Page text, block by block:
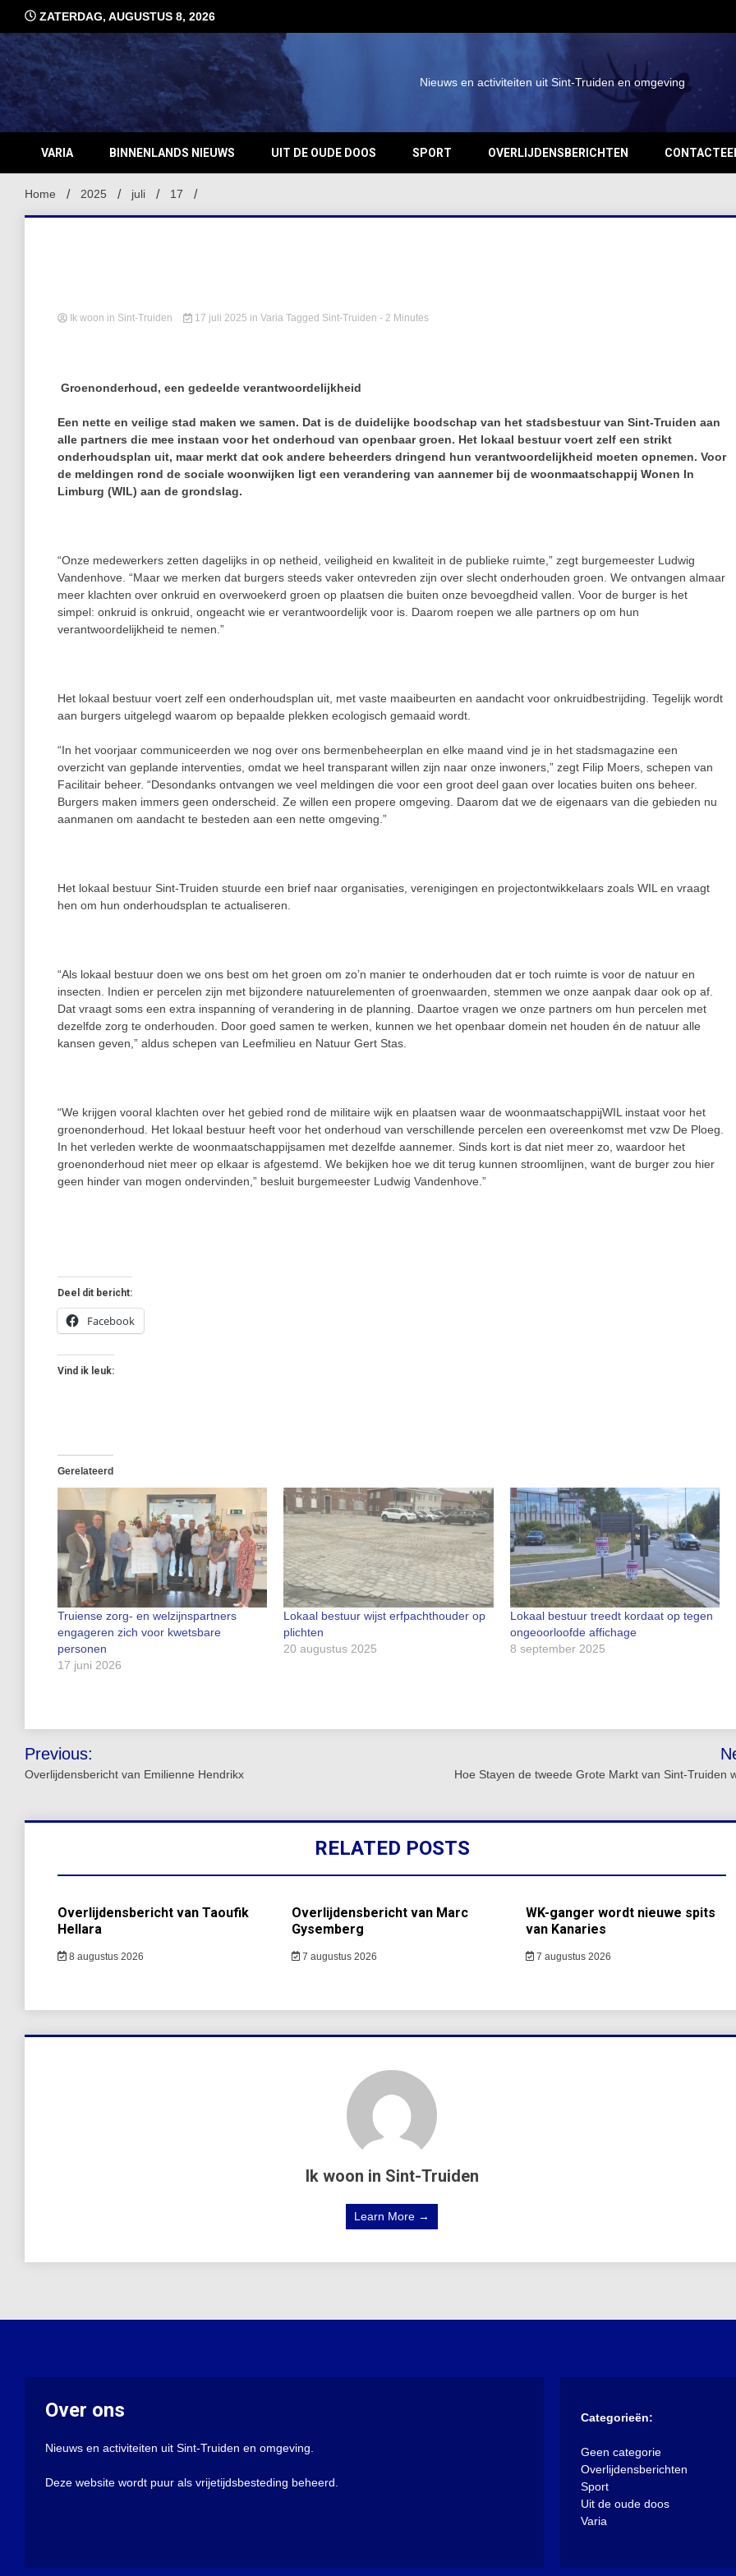
inhoud
ZATERDAG, AUGUSTUS 8, 2026
Nieuws en activiteiten uit Sint-Truiden en omgeving
VARIA BINNENLANDS NIEUWS UIT DE OUDE DOOS SPORT OVERLIJDENSBERICHTEN
Home 2025 juli 17
Ik woon in Sint-Truiden 17 juli 2025 in Varia Tagged Sint-Truiden - 2 Minutes
Groenonderhoud, een gedeelde verantwoordelijkheid
Een nette en veilige stad maken we samen. Dat is de duidelijke boodschap van het stadsbestuur van Sint-Truiden aan
alle partners die mee instaan voor het onderhoud van openbaar groen. Het lokaal bestuur voert zelf een strikt
onderhoudsplan uit, maar merkt dat ook andere beheerders dringend hun verantwoordelijkheid moeten opnemen. Voor
de meldingen rond de sociale woonwijken ligt een verandering van aannemer bij de woonmaatschappij Wonen In
Limburg (WIL) aan de grondslag.
“Onze medewerkers zetten dagelijks in op netheid, veiligheid en kwaliteit in de publieke ruimte,” zegt burgemeester Ludwig
Vandenhove. “Maar we merken dat burgers steeds vaker ontevreden zijn over slecht onderhouden groen. We ontvangen almaar
meer klachten over onkruid en overwoekerd groen op plaatsen die buiten onze bevoegdheid vallen. Voor de burger is het
simpel: onkruid is onkruid, ongeacht wie er verantwoordelijk voor is. Daarom roepen we alle partners op om hun
verantwoordelijkheid te nemen.”
Het lokaal bestuur voert zelf een onderhoudsplan uit, met vaste maaibeurten en aandacht voor onkruidbestrijding. Tegelijk wordt
aan burgers uitgelegd waarom op bepaalde plekken ecologisch gemaaid wordt.
“In het voorjaar communiceerden we nog over ons bermenbeheerplan en elke maand vind je in het stadsmagazine een
overzicht van geplande interventies, omdat we heel transparant willen zijn naar onze inwoners,” zegt Filip Moers, schepen van
Facilitair beheer. “Desondanks ontvangen we veel meldingen die voor een groot deel gaan over locaties buiten ons beheer.
Burgers maken immers geen onderscheid. Ze willen een propere omgeving. Daarom dat we de eigenaars van die gebieden nu
aanmanen om aandacht te besteden aan een nette omgeving.”
Het lokaal bestuur Sint-Truiden stuurde een brief naar organisaties, verenigingen en projectontwikkelaars zoals WIL en vraagt
hen om hun onderhoudsplan te actualiseren.
“Als lokaal bestuur doen we ons best om het groen om zo’n manier te onderhouden dat er toch ruimte is voor de natuur en
insecten. Indien er percelen zijn met bijzondere natuurelementen of groenwaarden, stemmen we onze aanpak daar ook op af.
Dat vraagt soms een extra inspanning of verandering in de planning. Daartoe vragen we onze partners om hun percelen met
dezelfde zorg te onderhouden. Door goed samen te werken, kunnen we het openbaar domein net houden én de natuur alle
kansen geven,” aldus schepen van Leefmilieu en Natuur Gert Stas.
“We krijgen vooral klachten over het gebied rond de militaire wijk en plaatsen waar de woonmaatschappijWIL instaat voor het
groenonderhoud. Het lokaal bestuur heeft voor het onderhoud van verschillende percelen een overeenkomst met vzw De Ploeg.
In het verleden werkte de woonmaatschappijsamen met dezelfde aannemer. Sinds kort is dat niet meer zo, waardoor het
groenonderhoud niet meer op elkaar is afgestemd. We bekijken hoe we dit terug kunnen stroomlijnen, want de burger zou hier
geen hinder van mogen ondervinden,” besluit burgemeester Ludwig Vandenhove.”
Deel dit bericht:
Facebook
Vind ik leuk:
Gerelateerd
Truiense zorg- en welzijnspartners
engageren zich voor kwetsbare
personen
17 juni 2026
Lokaal bestuur wijst erfpachthouder op
plichten
20 augustus 2025
Lokaal bestuur treedt kordaat op tegen
ongeoorloofde affichage
8 september 2025
Bericht
navigatie
Previous:
Overlijdensbericht van Emilienne Hendrikx Hoe Stayen de tweede Grote Markt van Sint-Truiden
RELATED POSTS
Overlijdensbericht van Taoufik
Hellara
8 augustus 2026
Overlijdensbericht van Marc
Gysemberg
7 augustus 2026
WK-ganger wordt nieuwe spits
van Kanaries
7 augustus 2026
Ik woon in Sint-Truiden
Learn More →
Over ons
Nieuws en activiteiten uit Sint-Truiden en omgeving.
Deze website wordt puur als vrijetijdsbesteding beheerd.
Categorieën:
Geen categorie
Overlijdensberichten
Sport
Uit de oude doos
Varia